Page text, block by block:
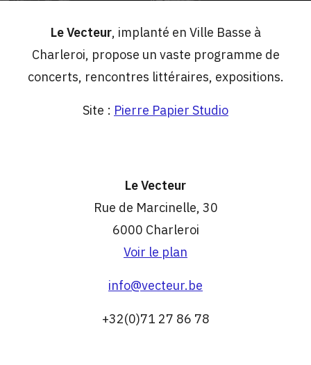
Le Vecteur, implanté en Ville Basse à
Charleroi, propose un vaste programme de
concerts, rencontres littéraires, expositions.
Site : Pierre Papier Studio
Le Vecteur
Rue de Marcinelle, 30
6000 Charleroi
Voir le plan
info@vecteur.be
+32(0)71 27 86 78